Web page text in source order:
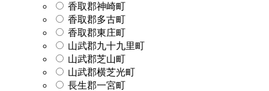
香取郡神崎町
香取郡多古町
香取郡東庄町
山武郡九十九里町
山武郡芝山町
山武郡横芝光町
長生郡一宮町